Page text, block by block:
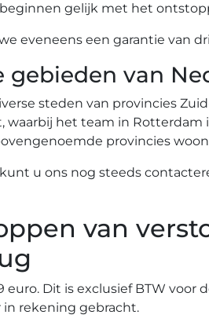
gelijk met het
eveneens een garantie van
gebieden van
steden van provincies
het team in
provincies
u ons nog steeds
van
euro. Dit is exclusief BTW
in rekening gebracht.